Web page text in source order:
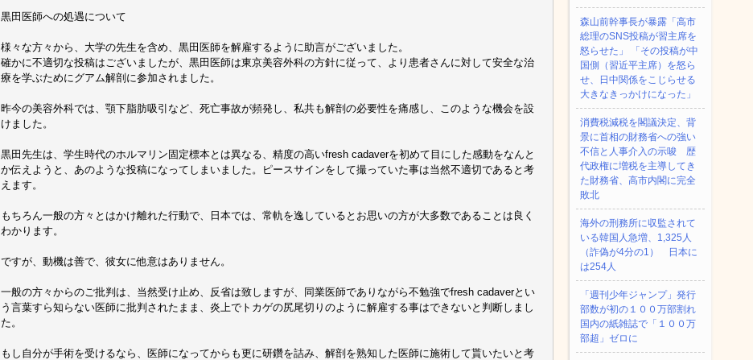
黒田医師への処遇について
様々な方々から、大学の先生を含め、黒田医師を解雇するように助言がございました。
確かに不適切な投稿はございましたが、黒田医師は東京美容外科の方針に従って、より患者さんに対して安全な治
療を学ぶためにグアム解剖に参加されました。
昨今の美容外科では、顎下脂肪吸引など、死亡事故が頻発し、私共も解剖の必要性を痛感し、このような機会を設
けました。
黒田先生は、学生時代のホルマリン固定標本とは異なる、精度の高いfresh cadaverを初めて目にした感動をなんと
か伝えようと、あのような投稿になってしまいました。ピースサインをして撮っていた事は当然不適切であると考
えます。
もちろん一般の方々とはかけ離れた行動で、日本では、常軌を逸しているとお思いの方が大多数であることは良く
わかります。
ですが、動機は善で、彼女に他意はありません。
一般の方々からのご批判は、当然受け止め、反省は致しますが、同業医師でありながら不勉強でfresh cadaverとい
う言葉すら知らない医師に批判されたまま、炎上でトカゲの尻尾切りのように解雇する事はできないと判断しまし
た。
もし自分が手術を受けるなら、医師になってからも更に研鑽を詰み、解剖を熟知した医師に施術して貰いたいと考
森山前幹事長が暴露「高市
総理のSNS投稿が習主席を
怒らせた」 「その投稿が中
国側（習近平主席）を怒ら
せ、日中関係をこじらせる
大きなきっかけになった」
消費税減税を閣議決定、背
景に首相の財務省への強い
不信と人事介入の示唆 歴
代政権に増税を主導してき
た財務省、高市内閣に完全
敗北
海外の刑務所に収監されて
いる韓国人急増、1,325人
（詐偽が4分の1） 日本に
は254人
「週刊少年ジャンプ」発行
部数が初の１００万部割れ
国内の紙雑誌で「１００万
部超」ゼロに